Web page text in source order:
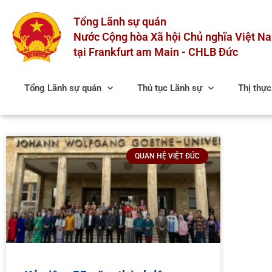
content
Tổng Lãnh sự quán
Nước Cộng hòa Xã hội Chủ nghĩa Việt
tại Frankfurt am Main - CHLB Đức
Tổng Lãnh sự quán Thủ tục Lãnh sự Thị
QUAN HỆ VIỆT ĐỨC